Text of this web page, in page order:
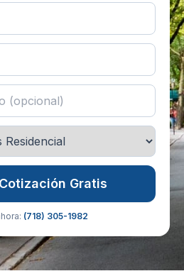
Gratis
(718) 305-1982